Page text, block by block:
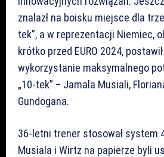
znalazł na boisku miejsce dla
tek”, a w reprezentacji Niemiec,
krótko przed EURO 2024,
wykorzystanie maksymalnego
„10-tek” – Jamala Musiali,
Gundogana.
36-letni trener stosował system
Musiala i Wirtz na papierze byli